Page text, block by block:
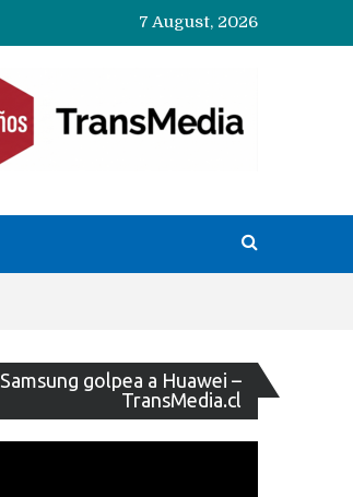
7 August, 2026
Samsung golpea a Huawei –
TransMedia.cl
de
vídeo